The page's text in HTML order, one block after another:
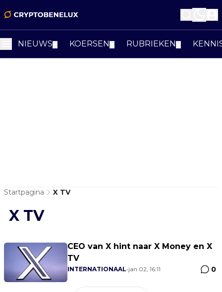
NIEUWS KOERSEN RUBRIEKEN
Startpagina X TV
X TV
CEO van X hint naar X Money en X
TV
INTERNATIONAAL•jan 02, 16:11 0